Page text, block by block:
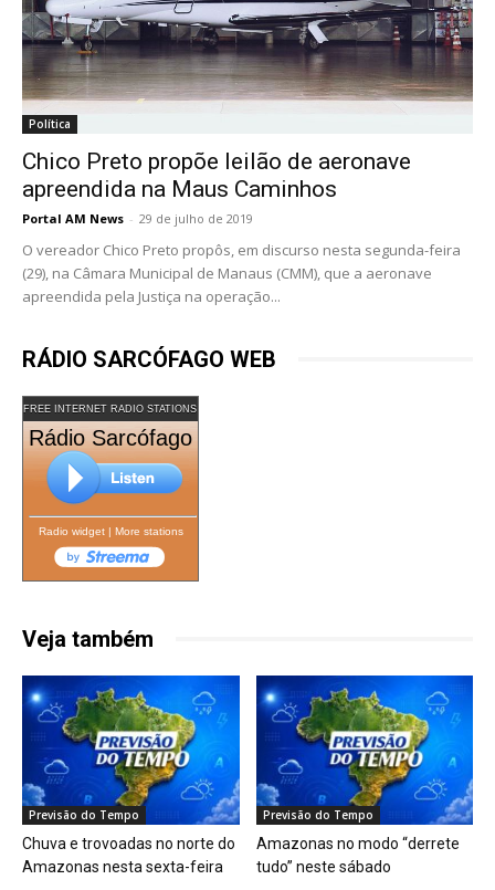
Política
Chico Preto propõe leilão de aeronave
apreendida na Maus Caminhos
Portal AM News - 29 de julho de 2019
O vereador Chico Preto propôs, em discurso nesta segunda-feira
(29), na Câmara Municipal de Manaus (CMM), que a aeronave
apreendida pela Justiça na operação...
RÁDIO SARCÓFAGO WEB
FREE INTERNET RADIO STATIONS
Rádio Sarcófago
Radio widget| More stations
Veja também
Previsão do Tempo
Chuva e trovoadas no norte do
Amazonas nesta sexta-feira
Previsão do Tempo
Amazonas no modo “derrete
tudo” neste sábado